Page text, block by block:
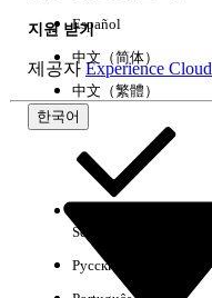
지원 받기
제공자 Experience Cloud
한국어
Español
中文（简体）
中文（繁體）
Select Org
Русский